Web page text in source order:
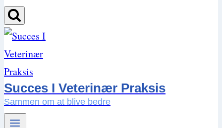
Succes I Veterinær Praksis
Sammen om at blive bedre